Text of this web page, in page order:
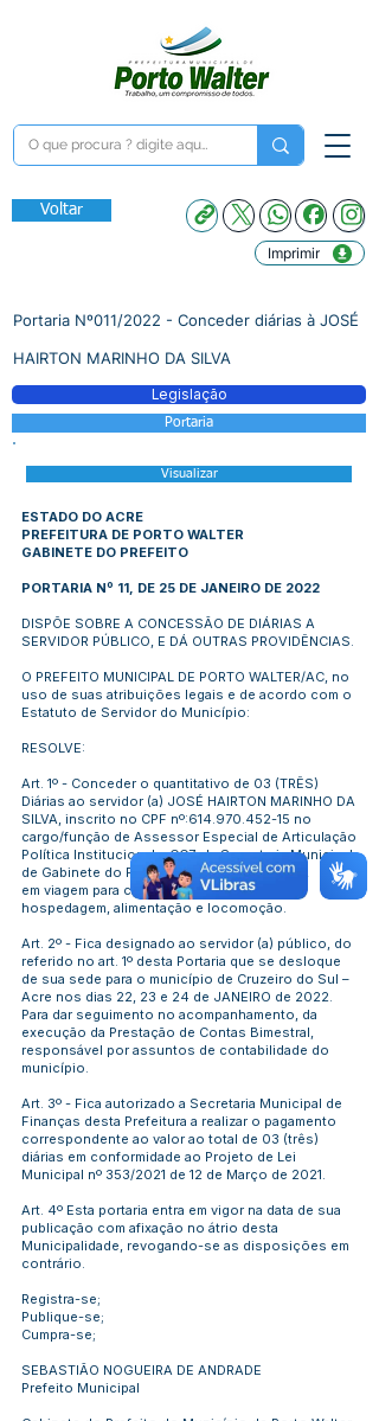
Voltar
Imprimir
Portaria Nº011/2022 - Conceder diárias à JOSÉ
HAIRTON MARINHO DA SILVA
Legislação
Portaria
Visualizar
ESTADO DO ACRE
PREFEITURA DE PORTO WALTER
GABINETE DO PREFEITO
PORTARIA Nº 11, DE 25 DE JANEIRO DE 2022
DISPÕE SOBRE A CONCESSÃO DE DIÁRIAS A
SERVIDOR PÚBLICO, E DÁ OUTRAS PROVIDÊNCIAS.
O PREFEITO MUNICIPAL DE PORTO WALTER/AC, no
uso de suas atribuições legais e de acordo com o
Estatuto de Servidor do Município:
RESOLVE:
Art. 1º - Conceder o quantitativo de 03 (TRÊS)
Diárias ao servidor (a) JOSÉ HAIRTON MARINHO DA
SILVA, inscrito no CPF nº:614.970.452-15 no
cargo/função de Assessor Especial de Articulação
Política Institucional – CC7, da Secretaria Municipal
de Gabinete do Prefeito Porto Walter - Acre,
em viagem para custeio de despesas com
hospedagem, alimentação e locomoção.
Art. 2º - Fica designado ao servidor (a) público, do
referido no art. 1º desta Portaria que se desloque
de sua sede para o município de Cruzeiro do Sul –
Acre nos dias 22, 23 e 24 de JANEIRO de 2022.
Para dar seguimento no acompanhamento, da
execução da Prestação de Contas Bimestral,
responsável por assuntos de contabilidade do
município.
Art. 3º - Fica autorizado a Secretaria Municipal de
Finanças desta Prefeitura a realizar o pagamento
correspondente ao valor ao total de 03 (três)
diárias em conformidade ao Projeto de Lei
Municipal nº 353/2021 de 12 de Março de 2021.
Art. 4º Esta portaria entra em vigor na data de sua
publicação com afixação no átrio desta
Municipalidade, revogando-se as disposições em
contrário.
Registra-se;
Publique-se;
Cumpra-se;
SEBASTIÃO NOGUEIRA DE ANDRADE
Prefeito Municipal